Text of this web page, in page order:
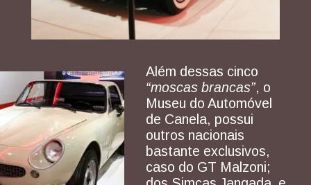
Além dessas cinco
“moscas brancas”, o
Museu do Automóvel
de Canela, possui
outros nacionais
bastante exclusivos,
caso do GT Malzoni;